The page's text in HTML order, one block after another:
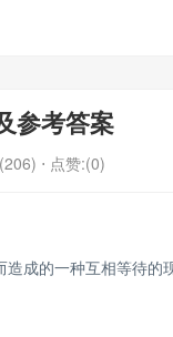
参考答案
⋅ 点赞:(0)
成的一种互相等待的